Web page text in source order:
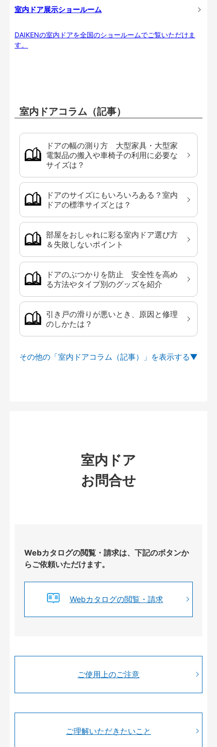
室内ドア展示ショールーム
DAIKENの室内ドアを全国のショールームでご覧いただけま
す。
室内ドアコラム（記事）
ドアの幅の測り方 大型家具・大型家
電製品の搬入や車椅子の利用に必要な
サイズは？
ドアのサイズにもいろいろある？室内
ドアの標準サイズとは？
部屋をおしゃれに彩る室内ドア選び方
＆失敗しないポイント
ドアのぶつかりを防止 安全性を高め
る方法やタイプ別のグッズを紹介
引き戸の滑りが悪いとき、原因と修理
のしかたは？
その他の「室内ドアコラム（記事）」を
室内ドア
お問合せ
Webカタログの閲覧・請求は、下記のボタンか
らご依頼いただけます。
Webカタログの閲覧・請求
ご使用上のご注意
ご理解いただきたいこと